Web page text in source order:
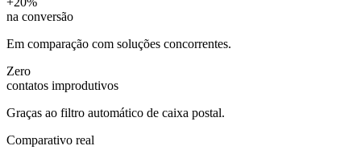
na conversão
Em comparação com soluções concorrentes.
Zero
contatos improdutivos
Graças ao filtro automático de caixa postal.
Comparativo real